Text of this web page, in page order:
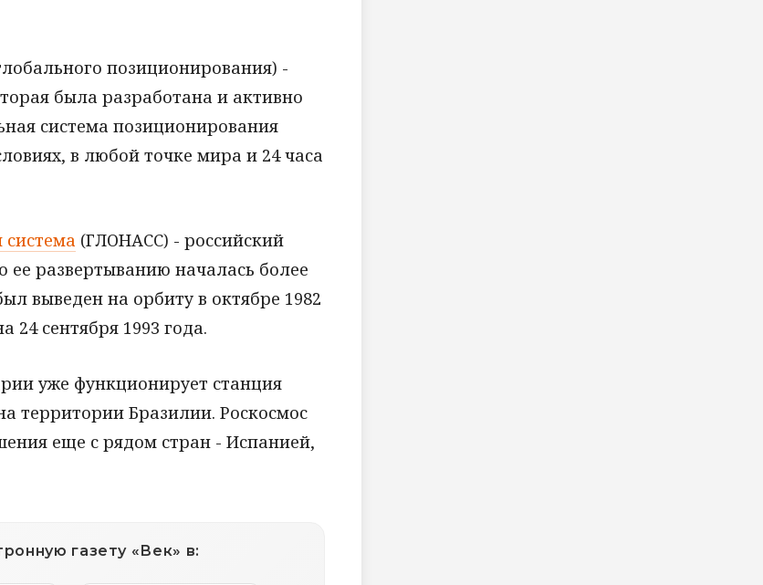
позиционирования) -
была разработана и активно
система позиционирования
в любой точке мира и 24 часа
(ГЛОНАСС) - российский
ее развертыванию началась более
выведен на орбиту в октябре 1982
24 сентября 1993 года.
уже функционирует станция
территории Бразилии. Роскосмос
еще с рядом стран - Испанией,
газету «Век» в: